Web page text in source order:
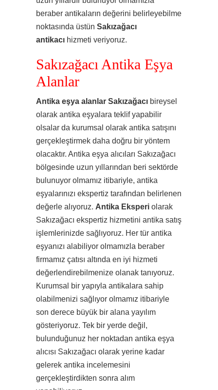
beraber antikaların değerini belirleyebilme
noktasında üstün Sakızağacı
antikacı hizmeti veriyoruz.
Sakızağacı Antika Eşya
Alanlar
Antika eşya alanlar Sakızağacı bireysel
olarak antika eşyalara teklif yapabilir
olsalar da kurumsal olarak antika satışını
gerçekleştirmek daha doğru bir yöntem
olacaktır. Antika eşya alıcıları Sakızağacı
bölgesinde uzun yıllarından beri sektörde
bulunuyor olmamız itibariyle, antika
eşyalarınızı ekspertiz tarafından belirlenen
değerle alıyoruz. Antika Eksperi olarak
Sakızağacı ekspertiz hizmetini antika satış
işlemlerinizde sağlıyoruz. Her tür antika
eşyanızı alabiliyor olmamızla beraber
firmamız çatısı altında en iyi hizmeti
değerlendirebilmenize olanak tanıyoruz.
Kurumsal bir yapıyla antikalara sahip
olabilmenizi sağlıyor olmamız itibariyle
son derece büyük bir alana yayılım
gösteriyoruz. Tek bir yerde değil,
bulunduğunuz her noktadan antika eşya
alıcısı Sakızağacı olarak yerine kadar
gelerek antika incelemesini
gerçekleştirdikten sonra alım